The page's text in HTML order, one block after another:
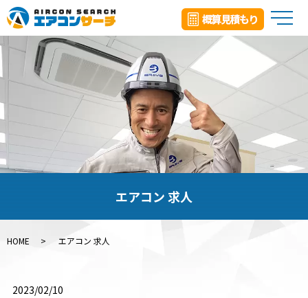
メ
エアコン 求人
HOME エアコン 求人
2023/02/10